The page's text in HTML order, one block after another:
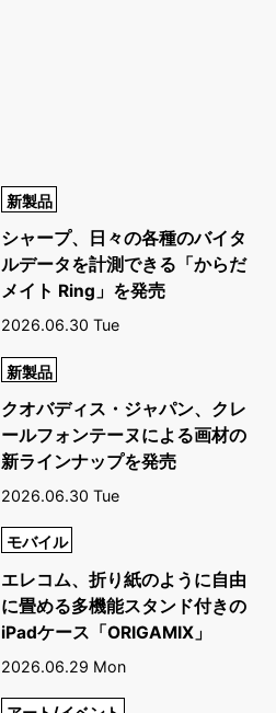
新製品
シャープ、日々の各種のバイタ
ルデータを計測できる「からだ
メイト Ring」を発売
2026.06.30 Tue
新製品
クオバディス・ジャパン、クレ
ールフォンテーヌによる画材の
新ラインナップを発売
2026.06.30 Tue
モバイル
エレコム、折り紙のように自由
に畳める多機能スタンド付きの
iPadケース「ORIGAMIX」
2026.06.29 Mon